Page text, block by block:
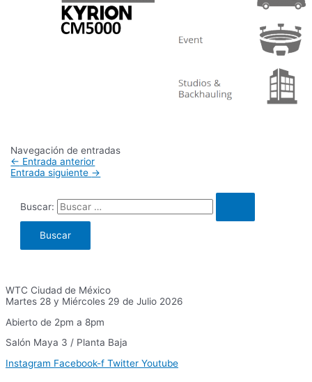
Navegación de entradas
← Entrada anterior
Entrada siguiente →
Buscar:
WTC Ciudad de México
Martes 28 y Miércoles 29 de Julio 2026
Abierto de 2pm a 8pm
Salón Maya 3 / Planta Baja
Instagram Facebook-f Twitter Youtube